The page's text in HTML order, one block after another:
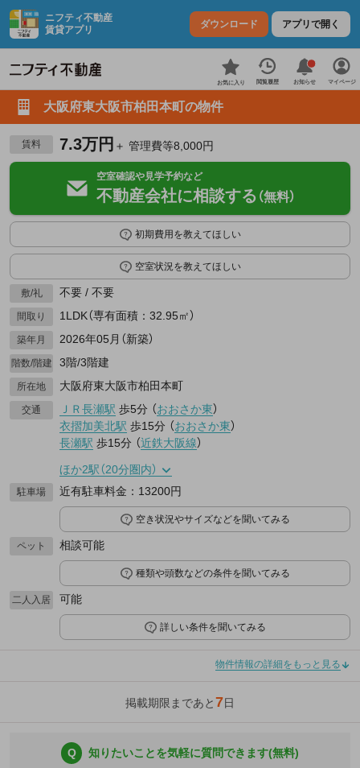
ニフティ不動産
賃貸アプリ
ダウンロード アプリで開く
お気に入り 閲覧履歴 お知らせ マイページ
大阪府東大阪市柏田本町の物件
賃料 7.3万円 ＋ 管理費等8,000円
空室確認や見学予約など
不動産会社に相談する （無料）
初期費用を教えてほしい
空室状況を教えてほしい
敷/礼 不要 / 不要
間取り 1LDK（専有面積：32.95㎡）
築年月 2026年05月（新築）
階数/階建 3階/3階建
所在地 大阪府東大阪市柏田本町
交通 ＪＲ長瀬駅 歩5分 （おおさか東）
衣摺加美北駅 歩15分 （おおさか東）
長瀬駅 歩15分 （近鉄大阪線）
ほか2駅（20分圏内）
駐車場 近有駐車料金：13200円
空き状況やサイズなどを聞いてみる
ペット 相談可能
種類や頭数などの条件を聞いてみる
二人入居 可能
詳しい条件を聞いてみる
物件情報の詳細をもっと見る
掲載期限まであと7日
Q 知りたいことを気軽に質問できます(無料)